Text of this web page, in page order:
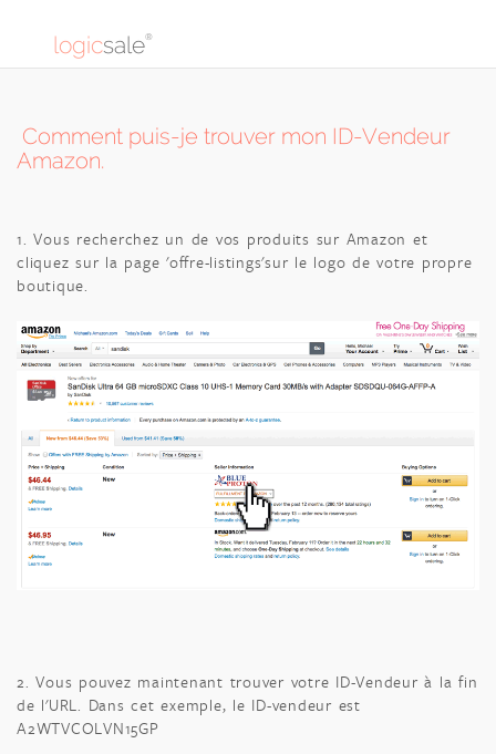
logicsale®
Comment puis-je trouver mon ID-Vendeur
Amazon.
1. Vous recherchez un de vos produits sur Amazon et
cliquez sur la page 'offre-listings'sur le logo de votre propre
boutique.
2. Vous pouvez maintenant trouver votre ID-Vendeur à la fin
de l'URL. Dans cet exemple, le ID-vendeur est
A2WTVCOLVN15GP